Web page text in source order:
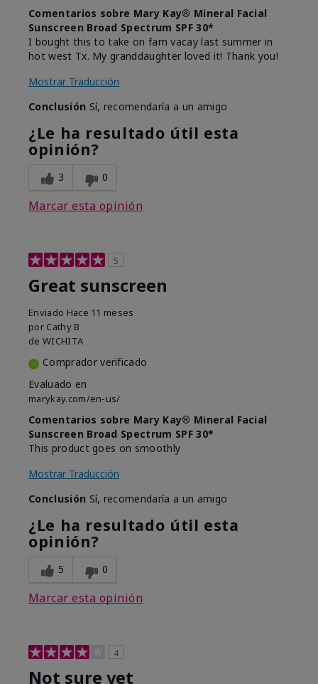
Comentarios sobre Mary Kay® Mineral Facial
Sunscreen Broad Spectrum SPF 30*
I bought this to take on fam vacay last summer in
hot west Tx. My granddaughter loved it! Thank you!
Mostrar Traducción
Conclusión Sí, recomendaría a un amigo
¿Le ha resultado útil esta
opinión?
3 0
Marcar esta opinión
5
Great sunscreen
Enviado Hace 11 meses
por Cathy B
de WICHITA
Comprador verificado
Evaluado en
marykay.com/en-us/
Comentarios sobre Mary Kay® Mineral Facial
Sunscreen Broad Spectrum SPF 30*
This product goes on smoothly
Mostrar Traducción
Conclusión Sí, recomendaría a un amigo
¿Le ha resultado útil esta
opinión?
5 0
Marcar esta opinión
4
Not sure yet